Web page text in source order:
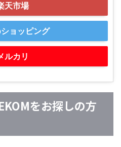
天市場
ョッピング
ルカリ
をお探しの方